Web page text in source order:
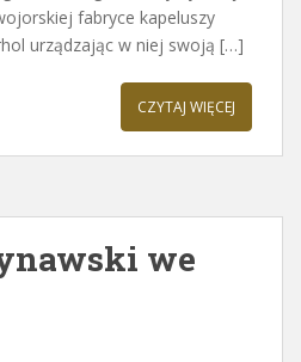
fabryce kapeluszy
urządzając w niej swoją […]
CZYTAJ WIĘCEJ
we